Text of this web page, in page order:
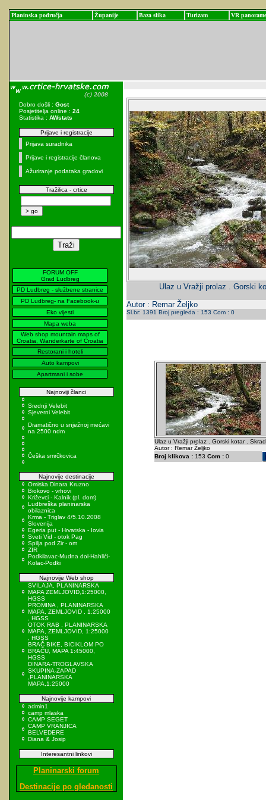
Planinska područja Županije Baza slika Turizam VR panorame
Dobro došli : Gost
Posjetitelja online : 24
Statistika : AWstats
Prijave i registracije
Prijava suradnika
Prijave i registracije članova
Ažuriranje podataka gradovi
Tražilica - crtice
FORUM OFF
Grad Ludbreg
PD Ludbreg - službene stranice
PD Ludbreg- na Facebook-u
Eko vijesti
Mapa weba
Web shop mountain maps of
Croatia, Wanderkarte of Croatia
Restorani i hoteli
Auto kampovi
Apartmani i sobe
Najnoviji članci
Srednji Velebit
Sjeverni Velebit
Dramatično u snježnoj mećavi
na 2500 ndm
Češka smrčkovica
Najnovije destinacije
Omiska Dinara Kruzno
Biokovo - vrhovi
Križevci - Kalnik (pl. dom)
Ludbreška planinarska
obilaznica
Krma - Triglav 4/5.10.2008
Slovenija
Egeria put - Hrvatska - Iovia
Sveti Vid - otok Pag
Spilja pod Zir - om
ZIR
Podkilavac-Mudna dol-Hahlići-
Kolac-Podki
Najnovije Web shop
SVILAJA, PLANINARSKA
MAPA ZEMLJOVID,1:25000,
HGSS
PROMINA , PLANINARSKA
MAPA, ZEMLJOVID , 1:25000
, HGSS
OTOK RAB , PLANINARSKA
MAPA, ZEMLJOVID, 1:25000
, HGSS
BRAČ BIKE, BICIKLOM PO
BRAČU, MAPA 1:45000,
HGSS
DINARA-TROGLAVSKA
SKUPINA-ZAPAD
,PLANINARSKA
MAPA,1:25000
Najnovije kampovi
admin1
camp mlaska
CAMP SEGET
CAMP VRANJICA
BELVEDERE
Diana & Josip
Interesantni linkovi
Planinarski forum
Destinacije po gledanosti
Ulaz u Vražji prolaz . Gorski
Autor : Remar Željko
Sl.br: 1391 Broj pregleda : 153 Com : 0
Ulaz u Vražji prolaz . Gorski kotar .
Autor : Remar Željko
Broj klikova :153 Com :0